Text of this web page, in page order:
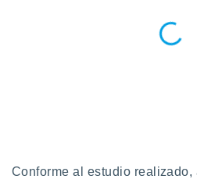
Conforme al estudio